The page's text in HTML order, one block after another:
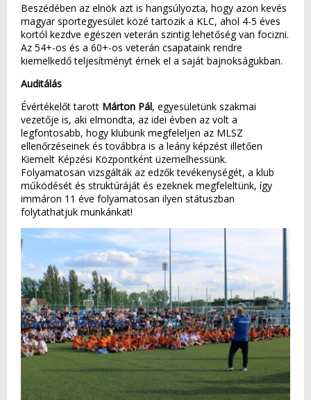
Beszédében az elnök azt is hangsúlyozta, hogy azon kevés
magyar sportegyesület közé tartozik a KLC, ahol 4-5 éves
kortól kezdve egészen veterán szintig lehetőség van focizni.
Az 54+-os és a 60+-os veterán csapataink rendre
kiemelkedő teljesítményt érnek el a saját bajnokságukban.
Auditálás
Évértékelőt tarott Márton Pál, egyesületünk szakmai
vezetője is, aki elmondta, az idei évben az volt a
legfontosabb, hogy klubunk megfeleljen az MLSZ
ellenőrzéseinek és továbbra is a leány képzést illetően
Kiemelt Képzési Központként üzemelhessünk.
Folyamatosan vizsgálták az edzők tevékenységét, a klub
működését és struktúráját és ezeknek megfeleltünk, így
immáron 11 éve folyamatosan ilyen státuszban
folytathatjuk munkánkat!